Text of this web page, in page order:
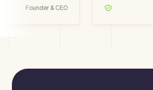
Founder & CEO